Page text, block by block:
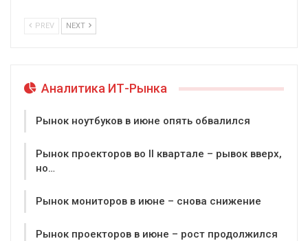
PREV NEXT
Аналитика ИТ-Рынка
Рынок ноутбуков в июне опять обвалился
Рынок проекторов во II квартале – рывок вверх,
но…
Рынок мониторов в июне – снова снижение
Рынок проекторов в июне – рост продолжился